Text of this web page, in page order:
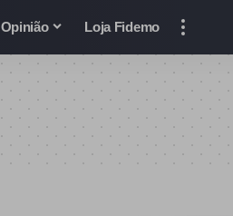
Opinião Loja Fidemo